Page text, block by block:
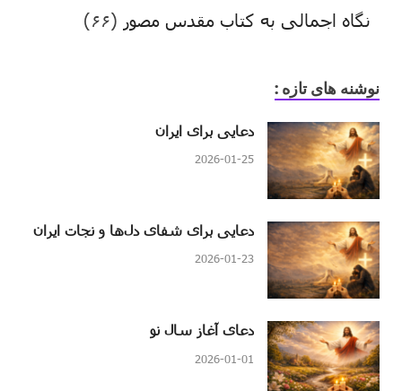
نگاه اجمالی به کتاب مقدس مصور (۶۶)
نوشنه های تازه :
دعایی برای ایران
2026-01-25
دعایی برای شفای دل‌ها و نجات ایران
2026-01-23
دعای آغاز سال نو
2026-01-01